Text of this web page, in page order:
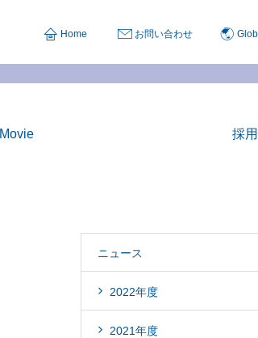
Home お問い合わせ
Movie 採
ニュース
2022年度
2021年度